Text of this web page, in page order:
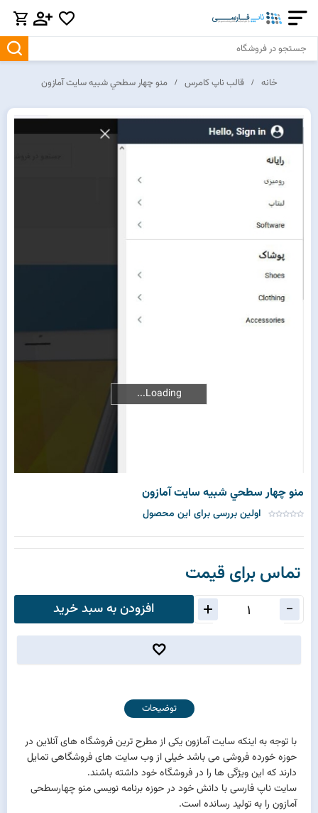
خانه قالب ناپ کامرس منو چهار سطحي شبيه سايت آمازون
Loading...
Loading...
منو چهار سطحي شبيه سايت آمازون
اولین بررسی برای این محصول
تماس برای قیمت
افزودن به سبد خرید
توضیحات
با توجه به اینکه سایت آمازون یکی از مطرح ترین فروشگاه های آنلاین در
حوزه خورده فروشی می باشد خیلی از وب سایت های فروشگاهی تمایل
دارند که این ویژگی ها را در فروشگاه خود داشته باشند.
سایت ناپ فارسی با دانش خود در حوزه برنامه نویسی منو چهارسطحی
آمازون را به تولید رسانده است.